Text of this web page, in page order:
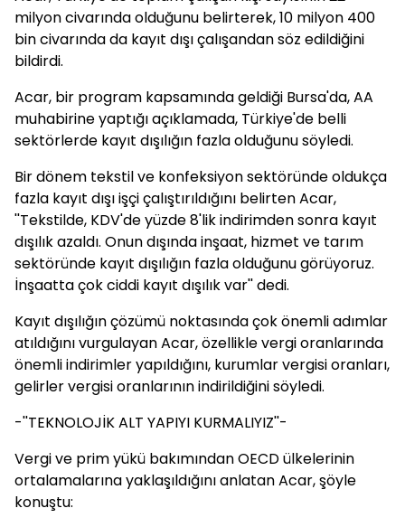
milyon civarında olduğunu belirterek, 10 milyon 400
bin civarında da kayıt dışı çalışandan söz edildiğini
bildirdi.
Acar, bir program kapsamında geldiği Bursa'da, AA
muhabirine yaptığı açıklamada, Türkiye'de belli
sektörlerde kayıt dışılığın fazla olduğunu söyledi.
Bir dönem tekstil ve konfeksiyon sektöründe oldukça
fazla kayıt dışı işçi çalıştırıldığını belirten Acar,
''Tekstilde, KDV'de yüzde 8'lik indirimden sonra kayıt
dışılık azaldı. Onun dışında inşaat, hizmet ve tarım
sektöründe kayıt dışılığın fazla olduğunu görüyoruz.
İnşaatta çok ciddi kayıt dışılık var'' dedi.
Kayıt dışılığın çözümü noktasında çok önemli adımlar
atıldığını vurgulayan Acar, özellikle vergi oranlarında
önemli indirimler yapıldığını, kurumlar vergisi oranları,
gelirler vergisi oranlarının indirildiğini söyledi.
-''TEKNOLOJİK ALT YAPIYI KURMALIYIZ''-
Vergi ve prim yükü bakımından OECD ülkelerinin
ortalamalarına yaklaşıldığını anlatan Acar, şöyle
konuştu: